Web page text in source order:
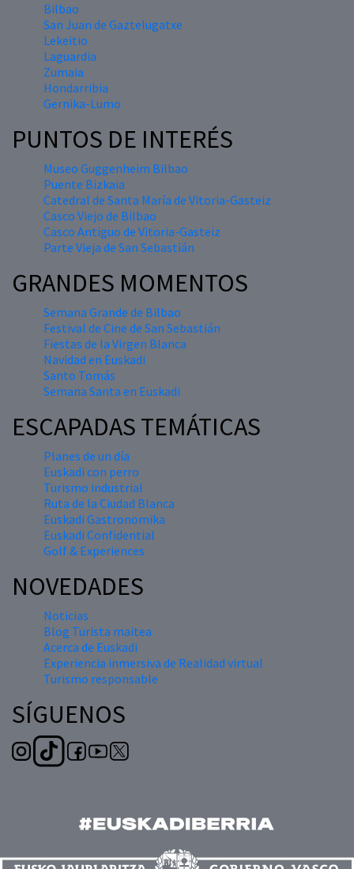
Bilbao
San Juan de Gaztelugatxe
Lekeitio
Laguardia
Zumaia
Hondarribia
Gernika-Lumo
PUNTOS DE INTERÉS
Museo Guggenheim Bilbao
Puente Bizkaia
Catedral de Santa María de Vitoria-Gasteiz
Casco Viejo de Bilbao
Casco Antiguo de Vitoria-Gasteiz
Parte Vieja de San Sebastián
GRANDES MOMENTOS
Semana Grande de Bilbao
Festival de Cine de San Sebastián
Fiestas de la Virgen Blanca
Navidad en Euskadi
Santo Tomás
Semana Santa en Euskadi
ESCAPADAS TEMÁTICAS
Planes de un día
Euskadi con perro
Turismo industrial
Ruta de la Ciudad Blanca
Euskadi Gastronomika
Euskadi Confidential
Golf & Experiences
NOVEDADES
Noticias
Blog Turista maitea
Acerca de Euskadi
Experiencia inmersiva de Realidad virtual
Turismo responsable
SÍGUENOS